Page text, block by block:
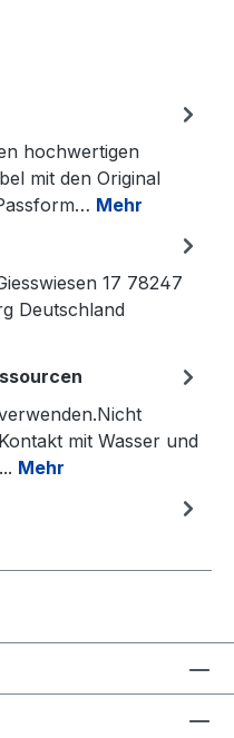
hochwertigen
mit den Original
Mehr
17 78247
Deutschland
mit Wasser und
Mehr